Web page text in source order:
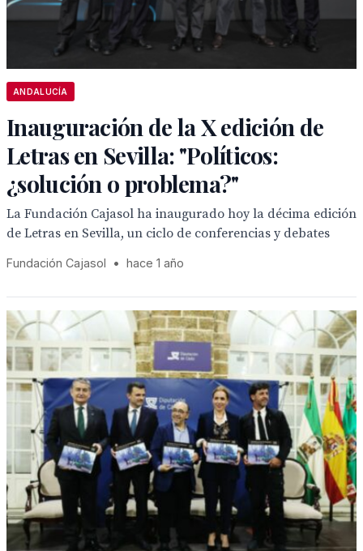
ANDALUCÍA
Inauguración de la X edición de
Letras en Sevilla: "Políticos:
¿solución o problema?"
La Fundación Cajasol ha inaugurado hoy la décima edición
de Letras en Sevilla, un ciclo de conferencias y debates
Fundación Cajasol • hace 1 año